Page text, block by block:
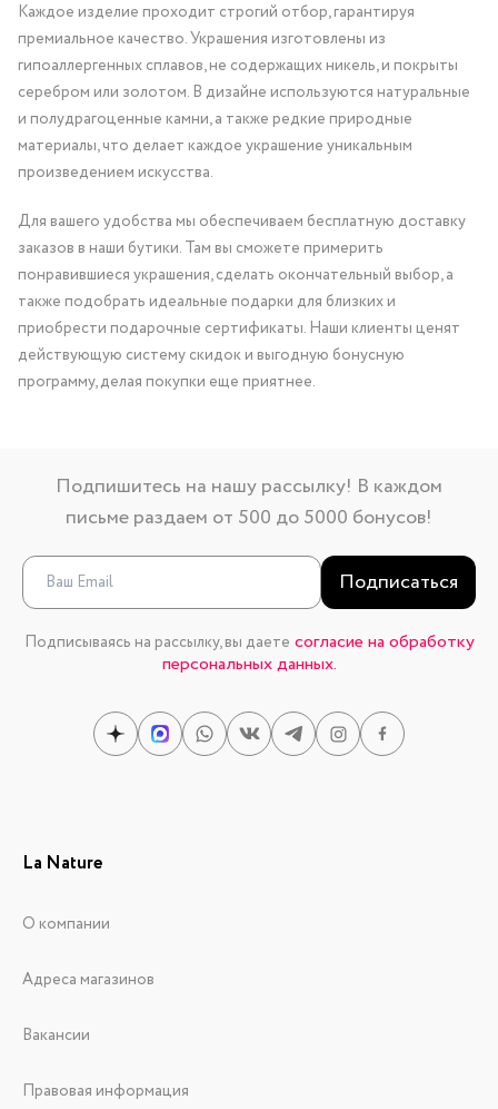
Каждое изделие проходит строгий отбор, гарантируя
премиальное качество. Украшения изготовлены из
гипоаллергенных сплавов, не содержащих никель, и покрыты
серебром или золотом. В дизайне используются натуральные
и полудрагоценные камни, а также редкие природные
материалы, что делает каждое украшение уникальным
произведением искусства.
Для вашего удобства мы обеспечиваем бесплатную доставку
заказов в наши бутики. Там вы сможете примерить
понравившиеся украшения, сделать окончательный выбор, а
также подобрать идеальные подарки для близких и
приобрести подарочные сертификаты. Наши клиенты ценят
действующую систему скидок и выгодную бонусную
программу, делая покупки еще приятнее.
Подпишитесь на нашу рассылку! В каждом
письме раздаем от 500 до 5000 бонусов!
Подписаться
Подписываясь на рассылку, вы даете согласие на обработку
персональных данных.
La Nature
О компании
Адреса магазинов
Вакансии
Правовая информация